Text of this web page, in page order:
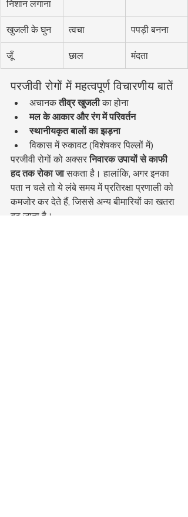
निशान लगाना
खुजली के घुन त्वचा पपड़ी बनना
जूँ छाल मंदता
परजीवी रोगों में महत्वपूर्ण विचारणीय बातें
अचानक तीव्र खुजली का होना
मल के आकार और रंग में परिवर्तन
स्थानीयकृत बालों का झड़ना
विकास में रुकावट (विशेषकर पिल्लों में)
परजीवी रोगों को अक्सर निवारक उपायों से काफी
हद तक रोका जा सकता है। हालांकि, अगर इनका
पता न चले तो ये लंबे समय में प्रतिरक्षा प्रणाली को
कमजोर कर देते हैं, जिससे अन्य बीमारियों का खतरा
बढ़ जाता है।